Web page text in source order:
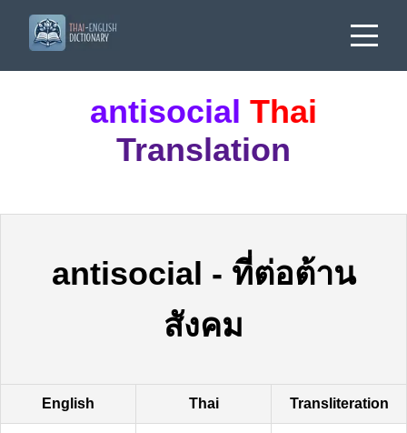
antisocial Thai
Translation
antisocial - ที่ต่อต้าน
สังคม
English Thai Transliteration